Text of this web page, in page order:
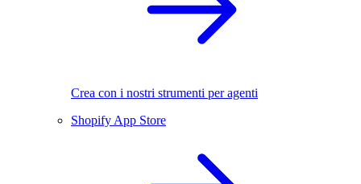
Crea con i nostri strumenti per agenti
Shopify App Store